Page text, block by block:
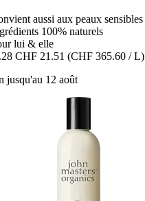
aussi aux peaux sensibles
100% naturels
lui & elle
CHF 21.51 (CHF 365.60 / L)
jusqu'au 12 août